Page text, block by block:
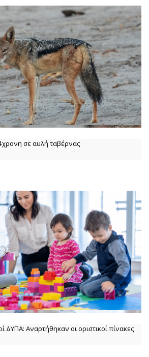
σε αυλή ταβέρνας
ΔΥΠΑ: Αναρτήθηκαν οι οριστικοί πίνακες